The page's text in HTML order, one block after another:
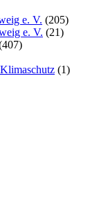
e. V. (205)
e. V. (21)
(1)